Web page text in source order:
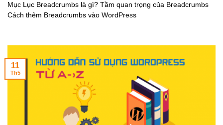
Mục Lục Breadcrumbs là gì? Tầm quan trọng của Breadcrumbs
Cách thêm Breadcrumbs vào WordPress
11
Th5